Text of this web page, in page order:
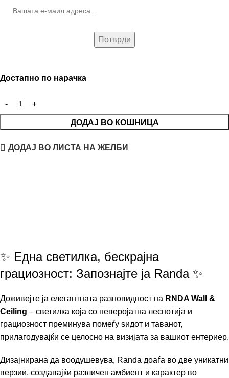
Достапно по нарачка
ДОДАЈ ВО КОШНИЦА
ДОДАЈ ВО ЛИСТА НА ЖЕЛБИ
✨ Една светилка, бескрајна
грациозност: Запознајте ја Randa ✨
Доживејте ја елегантната разновидност на RNDA Wall &
Ceiling – светилка која со неверојатна леснотија и
грациозност преминува помеѓу ѕидот и таванот,
прилагодувајќи се целосно на визијата за вашиот ентериер.
Дизајнирана да воодушевува, Randa доаѓа во две уникатни
верзии, создавајќи различен амбиент и карактер во